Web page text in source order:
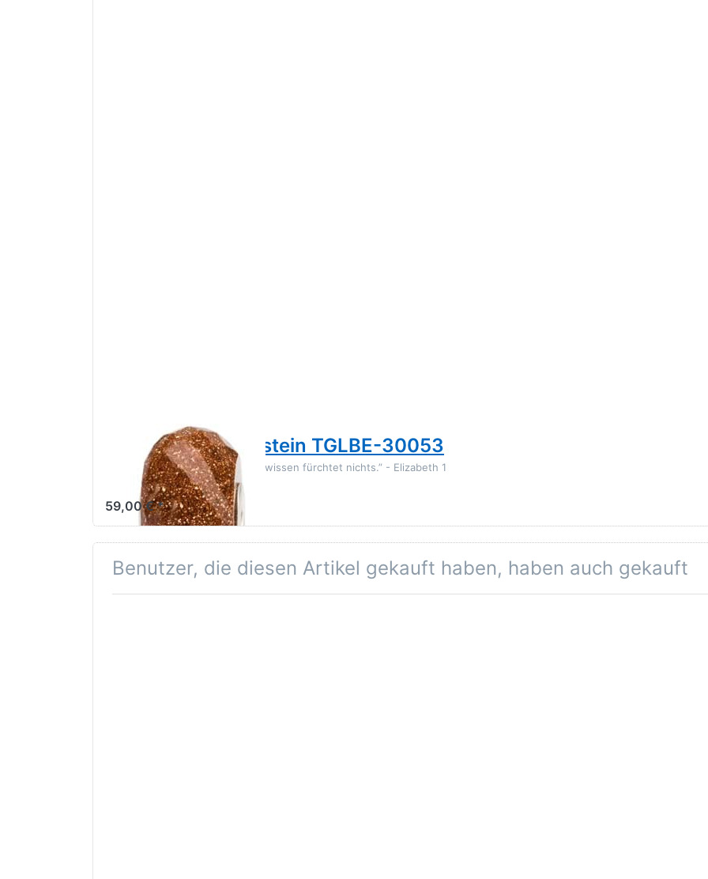
Facettierter Goldstein TGLBE-30053
“Ein klares und unschuldiges Gewissen fürchtet nichts.” - Elizabeth 1
59,00 € *
Benutzer, die diesen Artikel gekauft haben, haben auch gekauft